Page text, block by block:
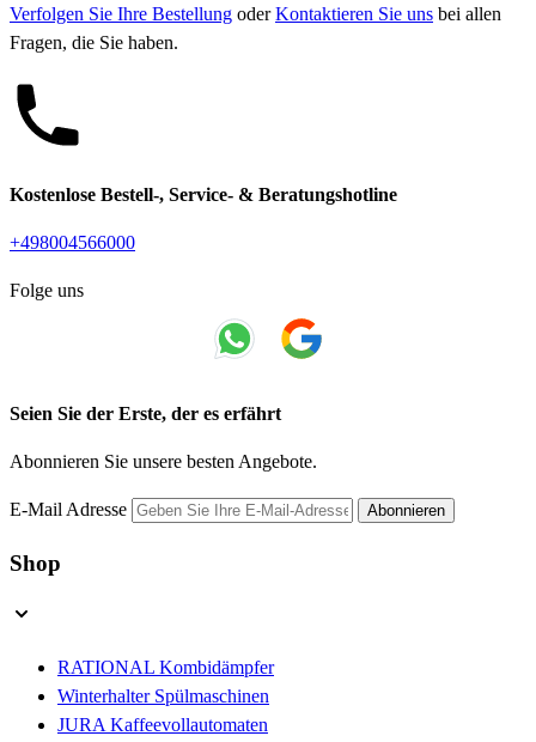
Verfolgen Sie Ihre Bestellung oderKontaktieren Sie uns bei allen
Fragen, die Sie haben.
Kostenlose Bestell-, Service- & Beratungshotline
+498004566000
Folge uns
Seien Sie der Erste, der es erfährt
Abonnieren Sie unsere besten Angebote.
E-Mail Adresse Abonnieren
Shop
RATIONAL Kombidämpfer
Winterhalter Spülmaschinen
JURA Kaffeevollautomaten